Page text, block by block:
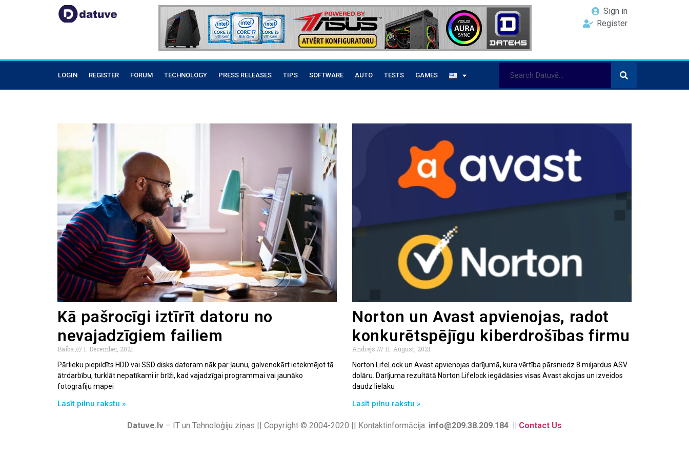
Sign in
Register
LOGIN REGISTER FORUM TECHNOLOGY PRESS RELEASES TIPS SOFTWARE AUTO TESTS GAMES
Kā pašrocīgi iztīrīt datoru no
nevajadzīgiem failiem
Baiba
1. December, 2021
Pārlieku piepildīts HDD vai SSD disks datoram nāk par ļaunu, galvenokārt ietekmējot tā
ātrdarbību, turklāt nepatīkami ir brīži, kad vajadzīgai programmai vai jaunāko
fotogrāfiju mapei
Lasīt pilnu rakstu »
Norton un Avast apvienojas, radot
konkurētspējīgu kiberdrošības firmu
Andrejs
11. August, 2021
Norton LifeLock un Avast apvienojas darījumā, kura vērtība pārsniedz 8 miljardus ASV
dolāru. Darījuma rezultātā Norton Lifelock iegādāsies visas Avast akcijas un izveidos
daudz lielāku
Lasīt pilnu rakstu »
Datuve.lv – IT un Tehnoloģiju ziņas || Copyright © 2004-2020 || Kontaktinformācija: info@209.38.209.184 || Contact Us